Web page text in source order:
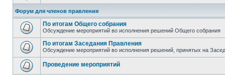
Форум для членов правления
По итогам Общего собрания
Обсуждение мероприятий во исполнения решений Общего собрания
По итогам Заседания Правления
Обсуждение мероприятий во исполнения решений, принятых на
Проведение мероприятий